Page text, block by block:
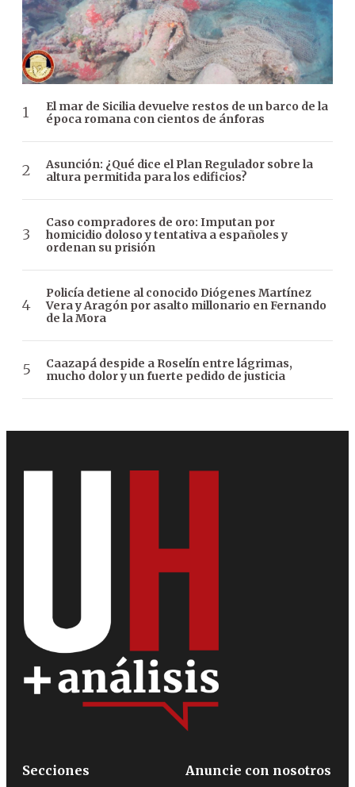
El mar de Sicilia devuelve restos de un barco de la
época romana con cientos de ánforas
Asunción: ¿Qué dice el Plan Regulador sobre la
altura permitida para los edificios?
Caso compradores de oro: Imputan por
homicidio doloso y tentativa a españoles y
ordenan su prisión
Policía detiene al conocido Diógenes Martínez
Vera y Aragón por asalto millonario en Fernando
de la Mora
Caazapá despide a Roselín entre lágrimas,
mucho dolor y un fuerte pedido de justicia
Secciones
Anuncie con nosotros